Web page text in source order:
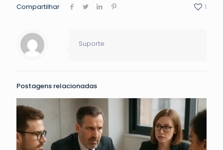
Compartilhar 1
Suporte
Postagens relacionadas